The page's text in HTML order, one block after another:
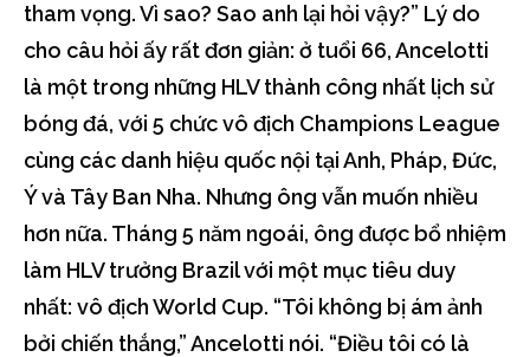
tham vọng. Vì sao? Sao anh lại hỏi vậy?” Lý do
cho câu hỏi ấy rất đơn giản: ở tuổi 66, Ancelotti
là một trong những HLV thành công nhất lịch sử
bóng đá, với 5 chức vô địch Champions League
cùng các danh hiệu quốc nội tại Anh, Pháp, Đức,
Ý và Tây Ban Nha. Nhưng ông vẫn muốn nhiều
hơn nữa. Tháng 5 năm ngoái, ông được bổ nhiệm
làm HLV trưởng Brazil với một mục tiêu duy
nhất: vô địch World Cup. “Tôi không bị ám ảnh
bởi chiến thắng,” Ancelotti nói. “Điều tôi có là